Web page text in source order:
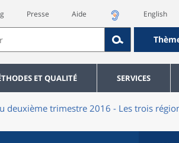
Presse Aide English
ET QUALITÉ SERVICES
deuxième trimestre 2016 - Les trois